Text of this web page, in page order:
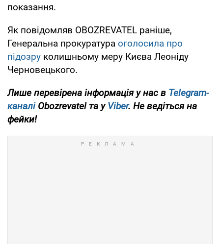
показання.
Як повідомляв OBOZREVATEL раніше,
Генеральна прокуратура оголосила про
підозру колишньому меру Києва Леоніду
Черновецького.
Лише перевірена інформація у нас в Telegram-
каналіObozrevatel та уViber. Не ведіться на
фейки!